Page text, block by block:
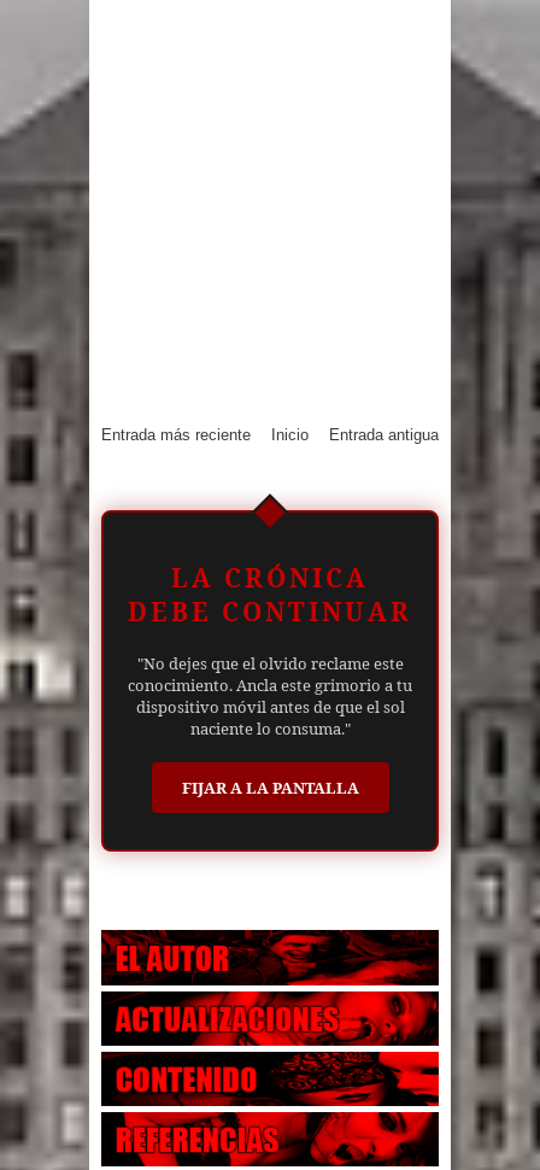
Entrada más reciente Entrada antigua
Inicio
LA CRÓNICA
DEBE CONTINUAR
"No dejes que el olvido reclame este
conocimiento. Ancla este grimorio a tu
dispositivo móvil antes de que el sol
naciente lo consuma."
FIJAR A LA PANTALLA